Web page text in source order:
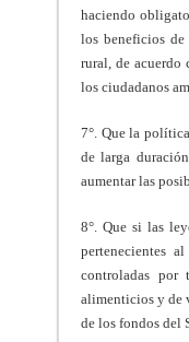
haciendo
los beneficios de
rural, de acuerdo
los ciudadanos
7°. Que la
de larga
aumentar las
8°. Que si las
pertenecientes
controladas por
alimenticios y de
de los fondos del